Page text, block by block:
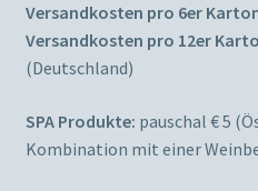
Versandkosten pro 6er
Versandkosten pro 12er
(Deutschland)
SPA Produkte: pauschal €
Kombination mit einer